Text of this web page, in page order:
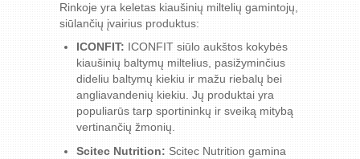
Rinkoje yra keletas kiaušinių miltelių gamintojų,
siūlančių įvairius produktus:
ICONFIT: ICONFIT siūlo aukštos kokybės
kiaušinių baltymų miltelius, pasižyminčius
dideliu baltymų kiekiu ir mažu riebalų bei
angliavandenių kiekiu. Jų produktai yra
populiarūs tarp sportininkų ir sveiką mitybą
vertinančių žmonių.
Scitec Nutrition: Scitec Nutrition gamina